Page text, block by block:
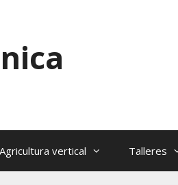
Agricultura vertical Talleres